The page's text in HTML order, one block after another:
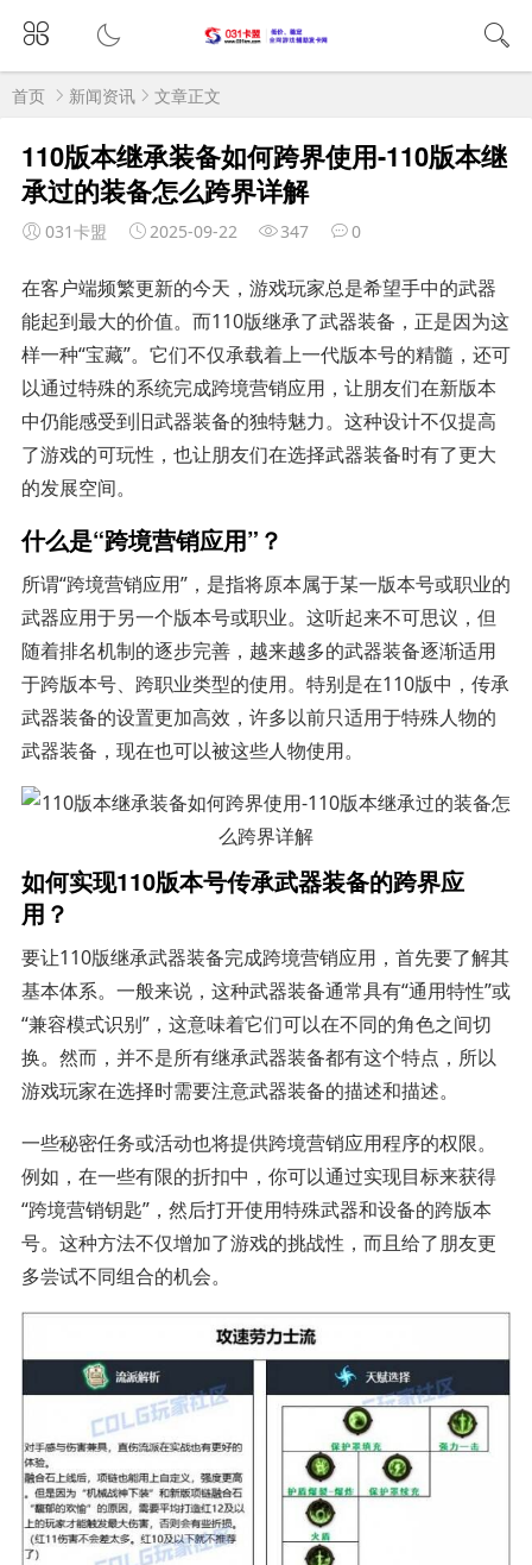
首页 新闻资讯 文章正文
110版本继承装备如何跨界使用-110版本继
承过的装备怎么跨界详解
031卡盟 2025-09-22 347 0
在客户端频繁更新的今天，游戏玩家总是希望手中的武器
能起到最大的价值。而110版继承了武器装备，正是因为这
样一种“宝藏”。它们不仅承载着上一代版本号的精髓，还可
以通过特殊的系统完成跨境营销应用，让朋友们在新版本
中仍能感受到旧武器装备的独特魅力。这种设计不仅提高
了游戏的可玩性，也让朋友们在选择武器装备时有了更大
的发展空间。
什么是“跨境营销应用”？
所谓“跨境营销应用”，是指将原本属于某一版本号或职业的
武器应用于另一个版本号或职业。这听起来不可思议，但
随着排名机制的逐步完善，越来越多的武器装备逐渐适用
于跨版本号、跨职业类型的使用。特别是在110版中，传承
武器装备的设置更加高效，许多以前只适用于特殊人物的
武器装备，现在也可以被这些人物使用。
如何实现110版本号传承武器装备的跨界应
用？
要让110版继承武器装备完成跨境营销应用，首先要了解其
基本体系。一般来说，这种武器装备通常具有“通用特性”或
“兼容模式识别”，这意味着它们可以在不同的角色之间切
换。然而，并不是所有继承武器装备都有这个特点，所以
游戏玩家在选择时需要注意武器装备的描述和描述。
一些秘密任务或活动也将提供跨境营销应用程序的权限。
例如，在一些有限的折扣中，你可以通过实现目标来获得
“跨境营销钥匙”，然后打开使用特殊武器和设备的跨版本
号。这种方法不仅增加了游戏的挑战性，而且给了朋友更
多尝试不同组合的机会。